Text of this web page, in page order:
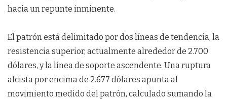
hacia un repunte inminente.
El patrón está delimitado por dos líneas de tendencia, la
resistencia superior, actualmente alrededor de 2.700
dólares, y la línea de soporte ascendente. Una ruptura
alcista por encima de 2.677 dólares apunta al
movimiento medido del patrón, calculado sumando la